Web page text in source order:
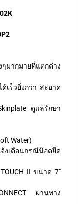
ๆมากมายที่แตกต่าง
เร็วยิ่งกว่า สะอาด
ดูแลรักษา
Water)
งเตือนกรณีน๊อตยึด
II ขนาด 7″
ผ่านทาง